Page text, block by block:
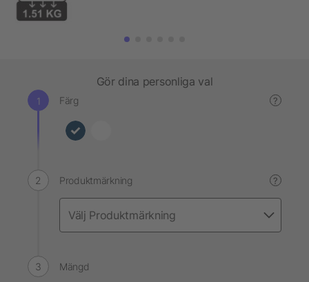
Gör dina personliga val
Färg ?
Produktmärkning ?
Mängd